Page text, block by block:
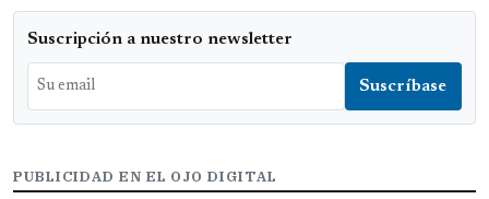
Suscripción a nuestro newsletter
PUBLICIDAD EN EL OJO DIGITAL